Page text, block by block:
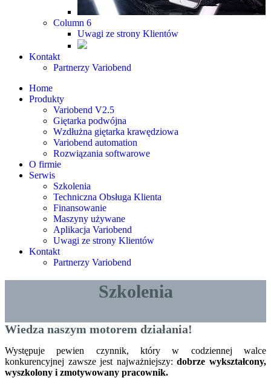
Column 6
Uwagi ze strony Klientów
Kontakt
Partnerzy Variobend
Home
Produkty
Variobend V2.5
Giętarka podwójna
Wzdłużna giętarka krawędziowa
Variobend automation
Rozwiązania softwarowe
O firmie
Serwis
Szkolenia
Techniczna Obsługa Klienta
Finansowanie
Maszyny używane
Aplikacja Variobend
Uwagi ze strony Klientów
Kontakt
Partnerzy Variobend
Szkolenia
Wiedza naszym motorem działania!
Występuje pewien czynnik, który w codziennej walce
konkurencyjnej zawsze jest najważniejszy:dobrze wykształcony,
wyszkolony i zmotywowany pracownik.